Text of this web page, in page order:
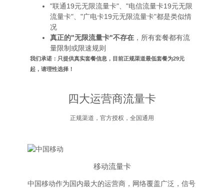
"联通19元无限流量卡"、"电信流量卡19元无限
流量卡"、"广电卡19元无限流量卡"都是类似情
况
真正的"无限流量卡"不存在 ，所有套餐都有流
量限制或限速规则
我们承诺：只提供真实套餐信息，目前正规渠道最低套餐为29元
起，请理性选择！
四大运营商流量卡
正规渠道，官方授权，全国通用
移动流量卡
中国移动作为国内最大的运营商，网络覆盖广泛，信号